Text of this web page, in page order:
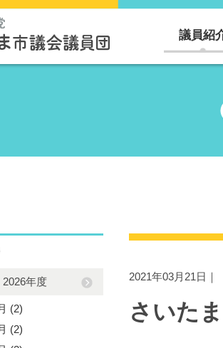
議員紹
2021年03月21日｜
さいた
2026年度
(2)
(2)